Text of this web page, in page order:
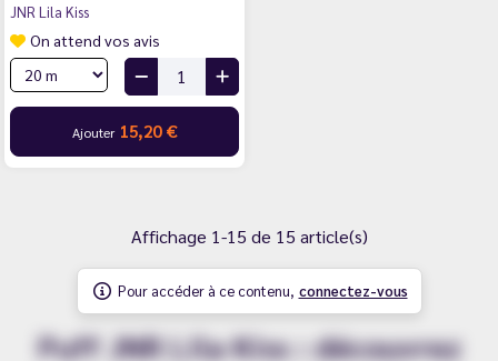
JNR Lila Kiss
On attend vos avis
Ajouter 15,20 €
Affichage 1-15 de 15 article(s)
Pour accéder à ce contenu, connectez-vous
Puff JNR Lila Kiss : découvrez